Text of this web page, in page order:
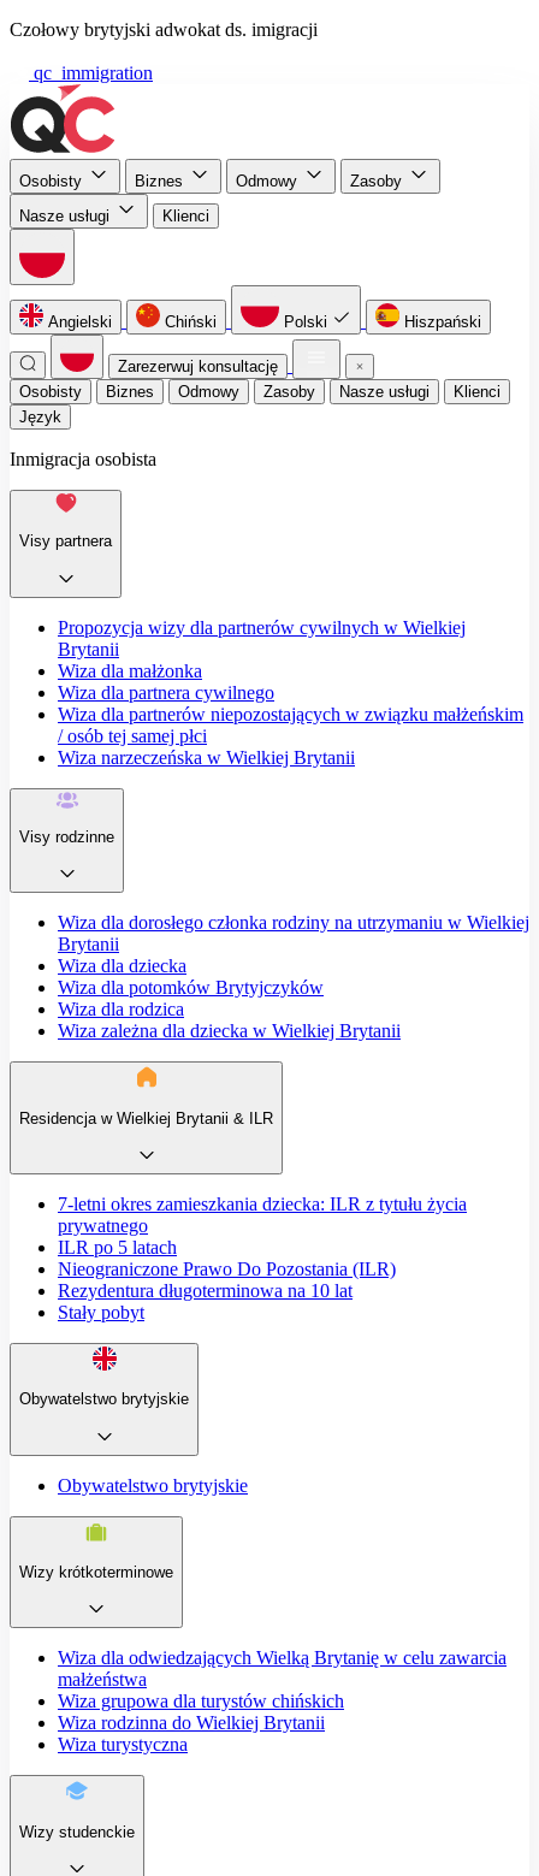
Czołowy brytyjski adwokat ds. imigracji
qc_immigration
Osobisty Biznes Odmowy
Zasoby
Nasze usługi
Klienci
Angielski Chiński Polski Hiszpański
Zarezerwuj konsultację
Osobisty
Biznes Odmowy Zasoby Nasze usługi
Klienci
Język
Inmigracja osobista
Visy partnera
Propozycja wizy dla partnerów cywilnych w Wielkiej
Brytanii
Wiza dla małżonka
Wiza dla partnera cywilnego
Wiza dla partnerów niepozostających w związku małżeńskim
/ osób tej samej płci
Wiza narzeczeńska w Wielkiej Brytanii
Visy rodzinne
Wiza dla dorosłego członka rodziny na utrzymaniu w Wielkiej
Brytanii
Wiza dla dziecka
Wiza dla potomków Brytyjczyków
Wiza dla rodzica
Wiza zależna dla dziecka w Wielkiej Brytanii
Residencja w Wielkiej Brytanii & ILR
7-letni okres zamieszkania dziecka: ILR z tytułu życia
prywatnego
ILR po 5 latach
Nieograniczone Prawo Do Pozostania (ILR)
Rezydentura długoterminowa na 10 lat
Stały pobyt
Obywatelstwo brytyjskie
Obywatelstwo brytyjskie
Wizy krótkoterminowe
Wiza dla odwiedzających Wielką Brytanię w celu zawarcia
małżeństwa
Wiza grupowa dla turystów chińskich
Wiza rodzinna do Wielkiej Brytanii
Wiza turystyczna
Wizy studenckie